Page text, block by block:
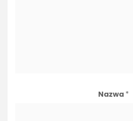
Nazwa *